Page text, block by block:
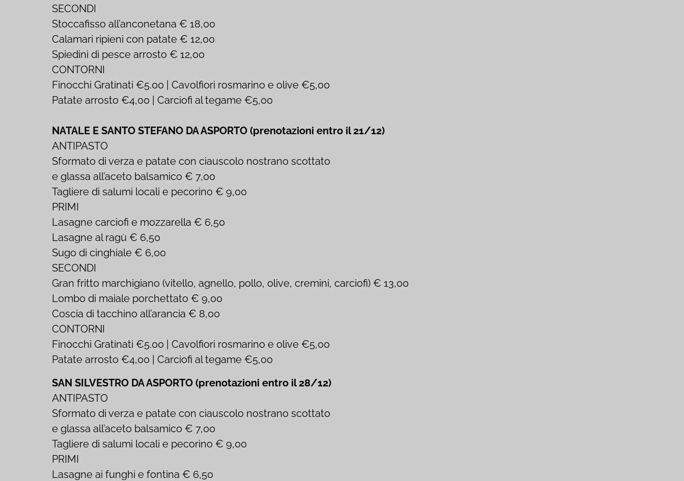
SECONDI
Stoccafisso all’anconetana € 18,00
Calamari ripieni con patate € 12,00
Spiedini di pesce arrosto € 12,00
CONTORNI
Finocchi Gratinati €5.00 | Cavolfiori rosmarino e olive €5,00
Patate arrosto €4,00 | Carciofi al tegame €5,00
NATALE E SANTO STEFANO DA ASPORTO (prenotazioni entro il 21/12)
ANTIPASTO
Sformato di verza e patate con ciauscolo nostrano scottato
e glassa all’aceto balsamico € 7,00
Tagliere di salumi locali e pecorino € 9,00
PRIMI
Lasagne carciofi e mozzarella € 6,50
Lasagne al ragù € 6,50
Sugo di cinghiale € 6,00
SECONDI
Gran fritto marchigiano (vitello, agnello, pollo, olive, cremini, carciofi) € 13,00
Lombo di maiale porchettato € 9,00
Coscia di tacchino all’arancia € 8,00
CONTORNI
Finocchi Gratinati €5.00 | Cavolfiori rosmarino e olive €5,00
Patate arrosto €4,00 | Carciofi al tegame €5,00
SAN SILVESTRO DA ASPORTO (prenotazioni entro il 28/12)
ANTIPASTO
Sformato di verza e patate con ciauscolo nostrano scottato
e glassa all’aceto balsamico € 7,00
Tagliere di salumi locali e pecorino € 9,00
PRIMI
Lasagne ai funghi e fontina € 6,50